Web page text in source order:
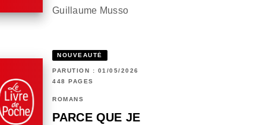
Guillaume Musso
NOUVEAUTÉ
PARUTION : 01/05/2026
448 PAGES
ROMANS
PARCE QUE JE